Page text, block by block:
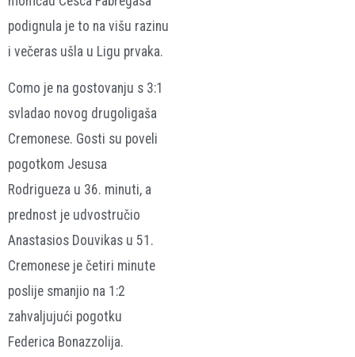
podignula je to na višu razinu
i večeras ušla u Ligu prvaka.
Como je na gostovanju s 3:1
svladao novog drugoligaša
Cremonese. Gosti su poveli
pogotkom Jesusa
Rodrigueza u 36. minuti, a
prednost je udvostručio
Anastasios Douvikas u 51.
Cremonese je četiri minute
poslije smanjio na 1:2
zahvaljujući pogotku
Federica Bonazzolija.